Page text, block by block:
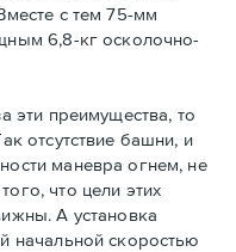
с тем 75-мм
6,8-кг осколочно-
эти преимущества, то
отсутствие башни, и
маневра огнем, не
что цели этих
А установка
начальной скоростью